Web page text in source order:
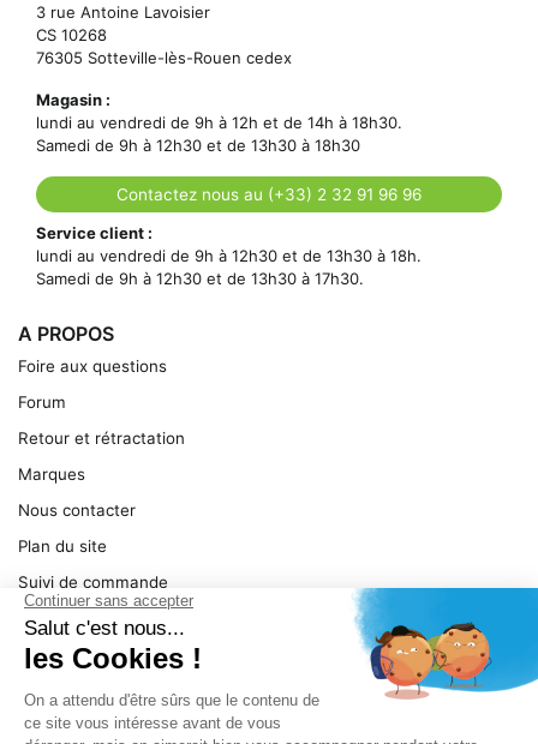
3 rue Antoine Lavoisier
CS 10268
76305 Sotteville-lès-Rouen cedex
Magasin :
lundi au vendredi de 9h à 12h et de 14h à 18h30.
Samedi de 9h à 12h30 et de 13h30 à 18h30
Contactez nous au (+33) 2 32 91 96 96
Service client :
lundi au vendredi de 9h à 12h30 et de 13h30 à 18h.
Samedi de 9h à 12h30 et de 13h30 à 17h30.
A PROPOS
Foire aux questions
Forum
Retour et rétractation
Marques
Nous contacter
Plan du site
Suivi de commande
Ma facture
Mentions légales
Conditions générales